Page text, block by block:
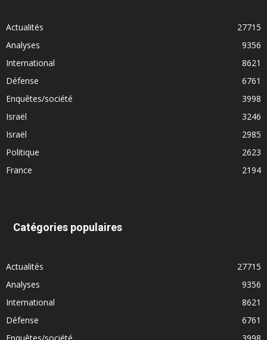
Actualités
27715
Analyses
9356
International
8621
Défense
6761
Enquêtes/société
3998
Israël
3246
Israël
2985
Politique
2623
France
2194
Catégories populaires
Actualités
27715
Analyses
9356
International
8621
Défense
6761